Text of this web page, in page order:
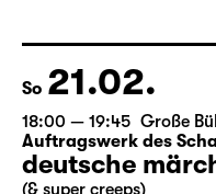
Regie: Enrico Lübbe
Karten
So 21.02.